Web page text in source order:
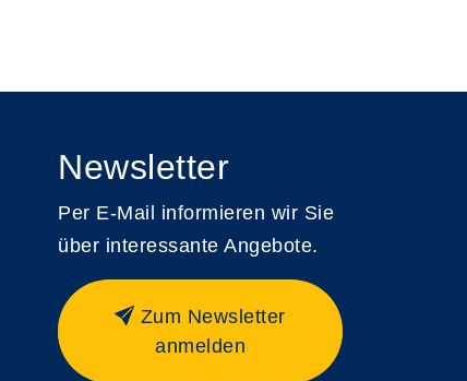
Newsletter
Per E-Mail informieren wir Sie
über interessante Angebote.
Zum Newsletter
anmelden